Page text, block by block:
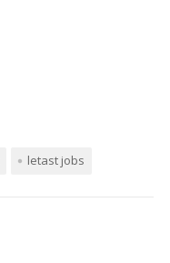
letast jobs